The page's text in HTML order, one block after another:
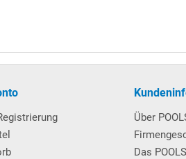
Aluminium
Schritt die neue Poolfolie, die eine
SQ-Stahlwandbecken
Über
Das